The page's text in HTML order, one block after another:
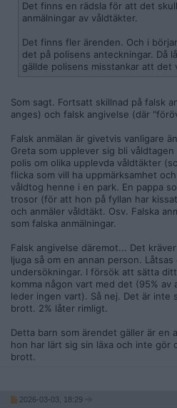
Det finns en rädsla för att det
anmälningar av våldtäkter.
Det finns fler ärenden. Och i
det på polisens anteckningar. Då
gällde polisens misstankar att det
Som sagt. Fortsatt skillnad på falsk
anges) och falsk angivelse (där
Falsk anmälan är givetvis vanligare
Greta som upplever sig bli
polis om olika upplevda våldtäkter
flicka som vill ha uppmärksamhet
våldtog henne i en park. En pappa
trosor (för att hon på fyllan har
och anmäler våldtäkt. Osv. Falska
som falska anmälningar.
Falsk angivelse däremot... Det
ljuga så om en annan person.
undersökningar. I försök att sätta
komma någon vart med det (95% av
leder ingen vart). Så nej. Det är
brott. 2% låter rimligt.
Detta barn som ärendet gäller är en
hon har lärt sig sin läxa och inte gör
brott.
2026-03-03, 18:29